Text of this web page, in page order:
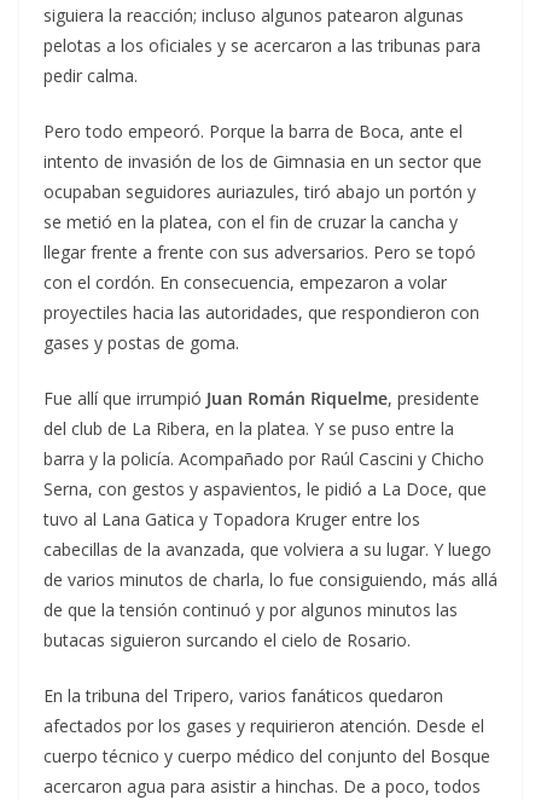
siguiera la reacción; incluso algunos patearon algunas
pelotas a los oficiales y se acercaron a las tribunas para
pedir calma.
Pero todo empeoró. Porque la barra de Boca, ante el
intento de invasión de los de Gimnasia en un sector que
ocupaban seguidores auriazules, tiró abajo un portón y
se metió en la platea, con el fin de cruzar la cancha y
llegar frente a frente con sus adversarios. Pero se topó
con el cordón. En consecuencia, empezaron a volar
proyectiles hacia las autoridades, que respondieron con
gases y postas de goma.
Fue allí que irrumpió Juan Román Riquelme, presidente
del club de La Ribera, en la platea. Y se puso entre la
barra y la policía. Acompañado por Raúl Cascini y Chicho
Serna, con gestos y aspavientos, le pidió a La Doce, que
tuvo al Lana Gatica y Topadora Kruger entre los
cabecillas de la avanzada, que volviera a su lugar. Y luego
de varios minutos de charla, lo fue consiguiendo, más allá
de que la tensión continuó y por algunos minutos las
butacas siguieron surcando el cielo de Rosario.
En la tribuna del Tripero, varios fanáticos quedaron
afectados por los gases y requirieron atención. Desde el
cuerpo técnico y cuerpo médico del conjunto del Bosque
acercaron agua para asistir a hinchas. De a poco, todos